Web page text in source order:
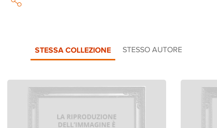
STESSA COLLEZIONE STESSO AUTORE